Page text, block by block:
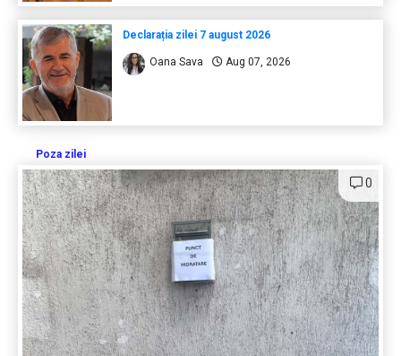
Declarația zilei 7 august 2026
Oana Sava Aug 07, 2026
Poza zilei
0